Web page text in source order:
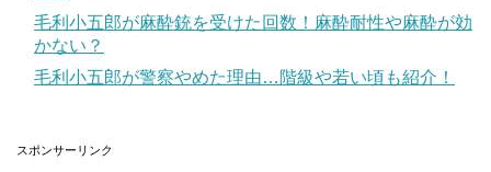
毛利小五郎が麻酔銃を受けた回数！麻酔耐性や麻酔が効
かない？
毛利小五郎が警察やめた理由…階級や若い頃も紹介！
スポンサーリンク